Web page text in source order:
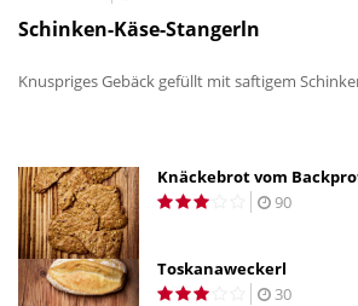
Schinken-Käse-Stangerln
Knuspriges Gebäck gefüllt mit saftigem
Knäckebrot vom
90
Toskanaweckerl
30